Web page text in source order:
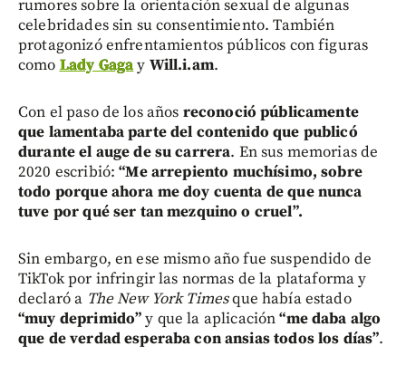
rumores sobre la orientación sexual de algunas
celebridades sin su consentimiento. También
protagonizó enfrentamientos públicos con figuras
comoLady Gagay Will.i.am.
Con el paso de los años reconoció públicamente
que lamentaba parte del contenido que publicó
durante el auge de su carrera. En sus memorias de
2020 escribió:“Me arrepiento muchísimo, sobre
todo porque ahora me doy cuenta de que nunca
tuve por qué ser tan mezquino o cruel”.
Sin embargo, en ese mismo año fue suspendido de
TikTok por infringir las normas de la plataforma y
declaró a The New York Timesque había estado
“muy deprimido”y que la aplicación“me daba algo
que de verdad esperaba con ansias todos los días”.